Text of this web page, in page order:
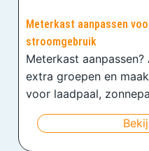
Meterkast aanpassen
stroomgebruik
Meterkast
extra groepen en
voor laadpaal,